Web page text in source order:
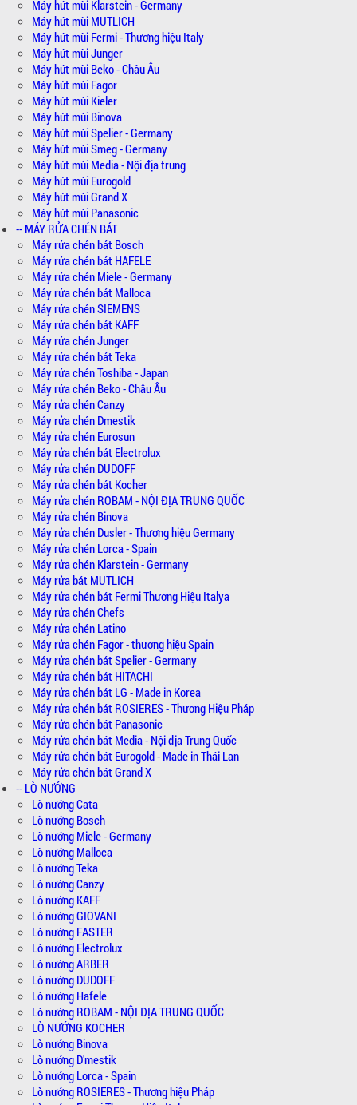
Máy hút mùi Klarstein - Germany
Máy hút mùi MUTLICH
Máy hút mùi Fermi - Thương hiệu Italy
Máy hút mùi Junger
Máy hút mùi Beko - Châu Âu
Máy hút mùi Fagor
Máy hút mùi Kieler
Máy hút mùi Binova
Máy hút mùi Spelier - Germany
Máy hút mùi Smeg - Germany
Máy hút mùi Media - Nội địa trung
Máy hút mùi Eurogold
Máy hút mùi Grand X
Máy hút mùi Panasonic
-- MÁY RỬA CHÉN BÁT
Máy rửa chén bát Bosch
Máy rửa chén bát HAFELE
Máy rửa chén Miele - Germany
Máy rửa chén bát Malloca
Máy rửa chén SIEMENS
Máy rửa chén bát KAFF
Máy rửa chén Junger
Máy rửa chén bát Teka
Máy rửa chén Toshiba - Japan
Máy rửa chén Beko - Châu Âu
Máy rửa chén Canzy
Máy rửa chén Dmestik
Máy rửa chén Eurosun
Máy rửa chén bát Electrolux
Máy rửa chén DUDOFF
Máy rửa chén bát Kocher
Máy rửa chén ROBAM - NỘI ĐỊA TRUNG QUỐC
Máy rửa chén Binova
Máy rửa chén Dusler - Thương hiệu Germany
Máy rửa chén Lorca - Spain
Máy rửa chén Klarstein - Germany
Máy rửa bát MUTLICH
Máy rửa chén bát Fermi Thương Hiệu Italya
Máy rửa chén Chefs
Máy rửa chén Latino
Máy rửa chén Fagor - thương hiệu Spain
Máy rửa chén bát Spelier - Germany
Máy rửa chén bát HITACHI
Máy rửa chén bát LG - Made in Korea
Máy rửa chén bát ROSIERES - Thương Hiệu Pháp
Máy rửa chén bát Panasonic
Máy rửa chén bát Media - Nội địa Trung Quốc
Máy rửa chén bát Eurogold - Made in Thái Lan
Máy rửa chén bát Grand X
-- LÒ NƯỚNG
Lò nướng Cata
Lò nướng Bosch
Lò nướng Miele - Germany
Lò nướng Malloca
Lò nướng Teka
Lò nướng Canzy
Lò nướng KAFF
Lò nướng GIOVANI
Lò nướng FASTER
Lò nướng Electrolux
Lò nướng ARBER
Lò nướng DUDOFF
Lò nướng Hafele
Lò nướng ROBAM - NỘI ĐỊA TRUNG QUỐC
LÒ NƯỚNG KOCHER
Lò nướng Binova
Lò nướng D'mestik
Lò nướng Lorca - Spain
Lò nướng ROSIERES - Thương hiệu Pháp